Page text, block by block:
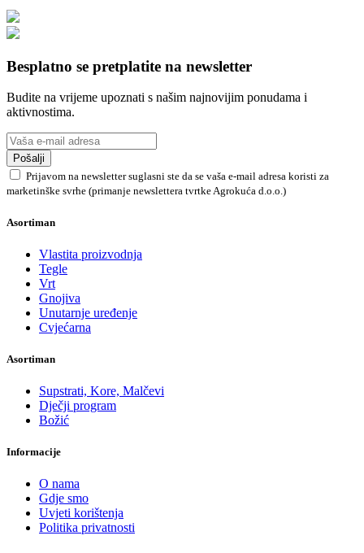
Besplatno se pretplatite na newsletter
Budite na vrijeme upoznati s našim najnovijim ponudama i
aktivnostima.
Pošalji
Prijavom na newsletter suglasni ste da se vaša e-mail adresa koristi za
marketinške svrhe (primanje newslettera tvrtke Agrokuća d.o.o.)
Asortiman
Vlastita proizvodnja
Tegle
Vrt
Gnojiva
Unutarnje uređenje
Cvjećarna
Asortiman
Supstrati, Kore, Malčevi
Dječji program
Božić
Informacije
O nama
Gdje smo
Uvjeti korištenja
Politika privatnosti